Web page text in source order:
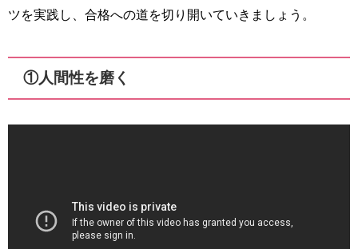
ツを実践し、合格への道を切り開いていきましょう。
①人間性を磨く